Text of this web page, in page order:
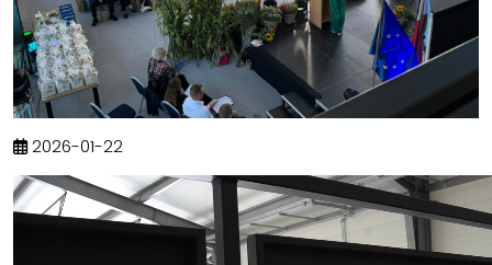
2026-01-22